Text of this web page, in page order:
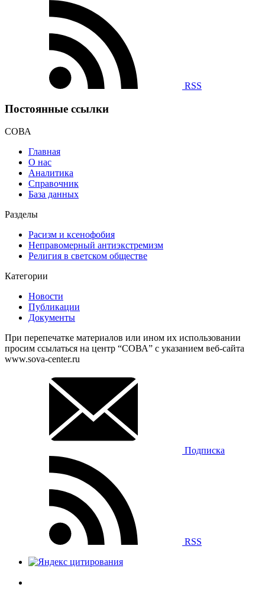
RSS
Постоянные ссылки
СОВА
Главная
О нас
Аналитика
Справочник
База данных
Разделы
Расизм и ксенофобия
Неправомерный антиэкстремизм
Религия в светском обществе
Категории
Новости
Публикации
Документы
При перепечатке материалов или ином их использовании
просим ссылаться на центр “СОВА” с указанием веб-сайта
www.sova-center.ru
Подписка
RSS